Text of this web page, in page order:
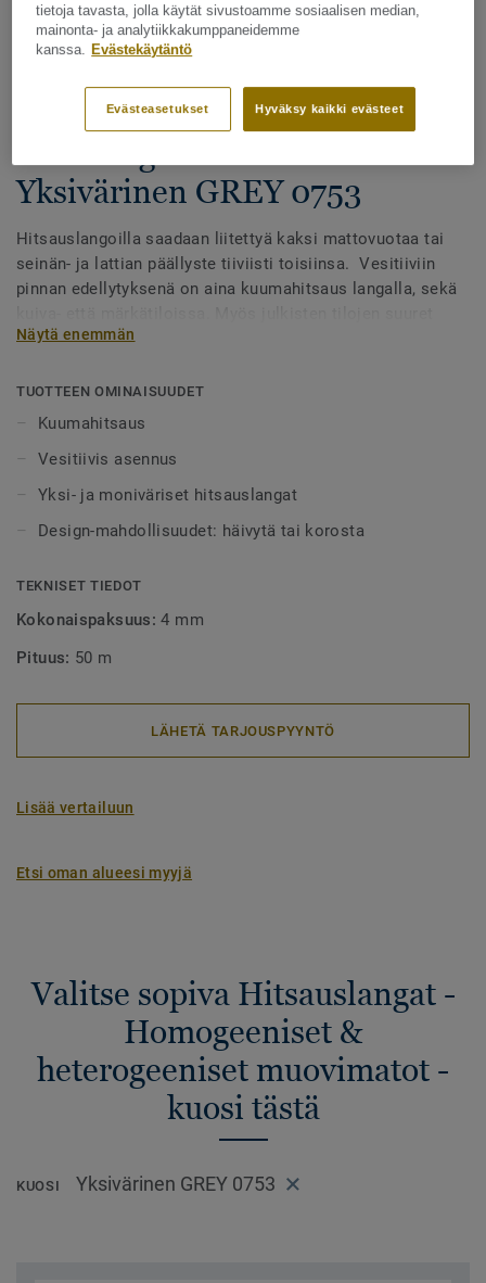
Katso kaikki kuosit - NCS ja LRV (1096)
Hitsauslangat - Homogeeniset
Yksivärinen GREY 0753
Hitsauslangoilla saadaan liitettyä kaksi mattovuotaa tai
seinän- ja lattian päällyste tiiviisti toisiinsa. Vesitiiviin
pinnan edellytyksenä on aina kuumahitsaus langalla, sekä
alueet tulee aina lankahitsata. Hitsatut saumat myös
rakoihin. Hitsauslankoja on saatavilla yksi- tai
monivärisenä, joko häivyttämään saumakohdat tai
Näytä enemmän
TUOTTEEN OMINAISUUDET
Kuumahitsaus
Vesitiivis asennus
Yksi- ja moniväriset hitsauslangat
Design-mahdollisuudet: häivytä tai korosta
TEKNISET TIEDOT
Kokonaispaksuus:4 mm
Pituus: 50 m
LÄHETÄ TARJOUSPYYNTÖ
Lisää vertailuun
Etsi oman alueesi myyjä
Valitse sopiva Hitsauslangat -
Homogeeniset &
heterogeeniset muovimatot -
kuosi tästä
KUOSI Yksivärinen GREY 0753
tietoja tavasta, jolla käytät sivustoamme sosiaalisen median,
mainonta- ja analytiikkakumppaneidemme
kanssa.
Evästekäytäntö
Hyväksy kaikki evästeet
Evästeasetukset